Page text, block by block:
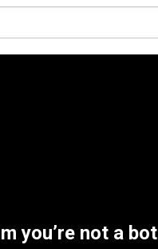
you’re not a bot